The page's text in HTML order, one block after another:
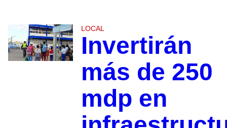
LOCAL
Invertirán
más de 250
mdp en